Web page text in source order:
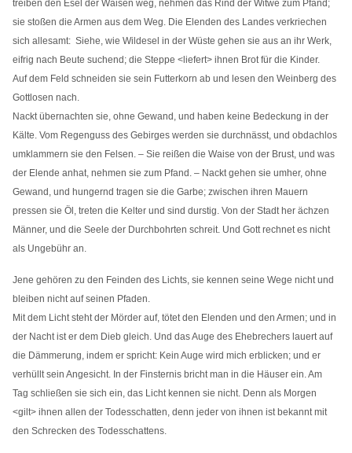
treiben den Esel der Waisen weg, nehmen das Rind der Witwe zum Pfand;
sie stoßen die Armen aus dem Weg. Die Elenden des Landes verkriechen
sich allesamt: Siehe, wie Wildesel in der Wüste gehen sie aus an ihr Werk,
eifrig nach Beute suchend; die Steppe <liefert> ihnen Brot für die Kinder.
Auf dem Feld schneiden sie sein Futterkorn ab und lesen den Weinberg des
Gottlosen nach.
Nackt übernachten sie, ohne Gewand, und haben keine Bedeckung in der
Kälte. Vom Regenguss des Gebirges werden sie durchnässt, und obdachlos
umklammern sie den Felsen. – Sie reißen die Waise von der Brust, und was
der Elende anhat, nehmen sie zum Pfand. – Nackt gehen sie umher, ohne
Gewand, und hungernd tragen sie die Garbe; zwischen ihren Mauern
pressen sie Öl, treten die Kelter und sind durstig. Von der Stadt her ächzen
Männer, und die Seele der Durchbohrten schreit. Und Gott rechnet es nicht
als Ungebühr an.
Jene gehören zu den Feinden des Lichts, sie kennen seine Wege nicht und
bleiben nicht auf seinen Pfaden.
Mit dem Licht steht der Mörder auf, tötet den Elenden und den Armen; und in
der Nacht ist er dem Dieb gleich. Und das Auge des Ehebrechers lauert auf
die Dämmerung, indem er spricht: Kein Auge wird mich erblicken; und er
verhüllt sein Angesicht. In der Finsternis bricht man in die Häuser ein. Am
Tag schließen sie sich ein, das Licht kennen sie nicht. Denn als Morgen
<gilt> ihnen allen der Todesschatten, denn jeder von ihnen ist bekannt mit
den Schrecken des Todesschattens.